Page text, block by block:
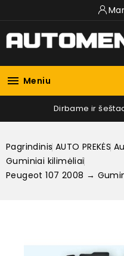
 Meniu
Dirbame ir
Pagrindinis AUTO PREKĖS
Guminiai kilimėliai
Peugeot 107 2008 →